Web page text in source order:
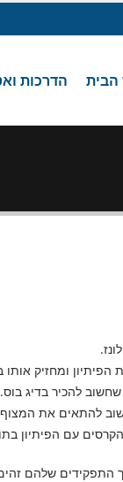
הבית הדרכות
ומחזיק אותו
להכיר בדיג בוס.
להתאים את
עם הפיתיון
התפקידים שלהם